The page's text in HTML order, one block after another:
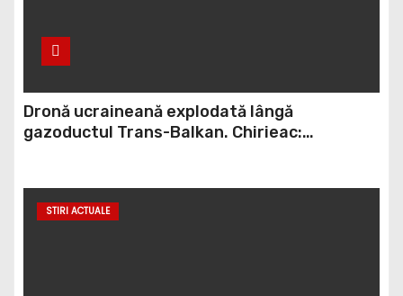
Dronă ucraineană explodată lângă
gazoductul Trans-Balkan. Chirieac:
STIRI ACTUALE